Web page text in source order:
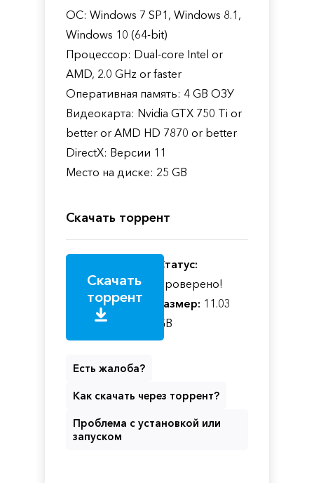
ОС: Windows 7 SP1, Windows 8.1,
Windows 10 (64-bit)
Процессор: Dual-core Intel or
AMD, 2.0 GHz or faster
Оперативная память: 4 GB ОЗУ
Видеокарта: Nvidia GTX 750 Ti or
better or AMD HD 7870 or better
DirectX: Версии 11
Место на диске: 25 GB
Скачать торрент
Скачать
торрент
Статус:
Проверено!
Размер: 11.03
GB
Есть жалоба?
Как скачать через торрент?
Проблема с установкой или
запуском